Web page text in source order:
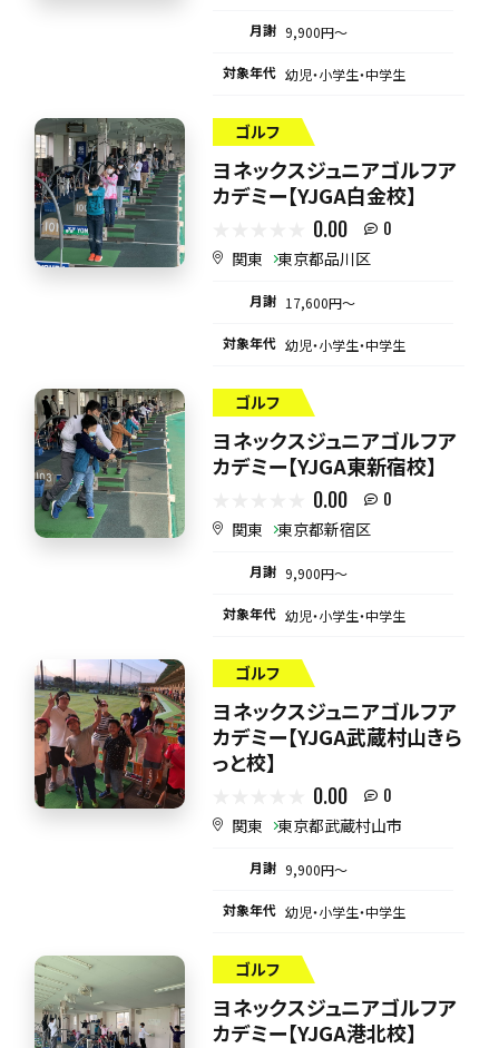
月謝 9,900円〜
対象年代 幼児・小学生・中学生
ゴルフ
ヨネックスジュニアゴルフア
カデミー【YJGA白金校】
0.00 0
関東 東京都品川区
月謝 17,600円〜
対象年代 幼児・小学生・中学生
ゴルフ
ヨネックスジュニアゴルフア
カデミー【YJGA東新宿校】
0.00 0
関東 東京都新宿区
月謝 9,900円〜
対象年代 幼児・小学生・中学生
ゴルフ
ヨネックスジュニアゴルフア
カデミー【YJGA武蔵村山きら
っと校】
0.00 0
関東 東京都武蔵村山市
月謝 9,900円〜
対象年代 幼児・小学生・中学生
ゴルフ
ヨネックスジュニアゴルフア
カデミー【YJGA港北校】